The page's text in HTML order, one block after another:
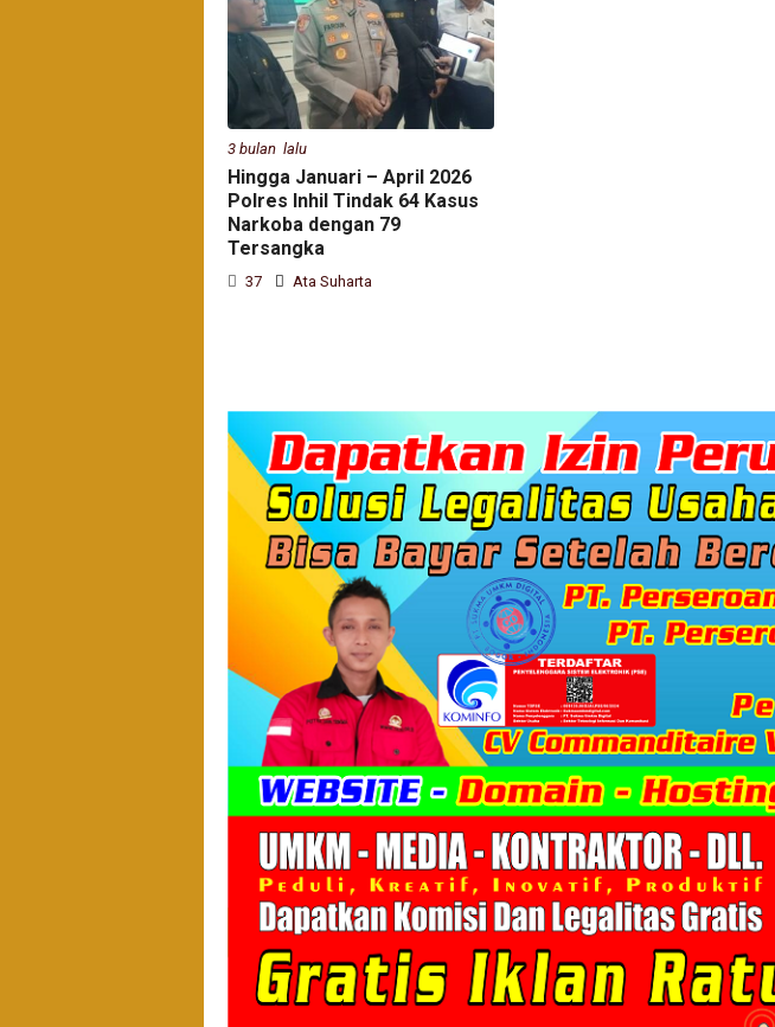
3 bulan lalu
Hingga Januari – April 2026
Polres Inhil Tindak 64 Kasus
Narkoba dengan 79
Tersangka
37 Ata Suharta